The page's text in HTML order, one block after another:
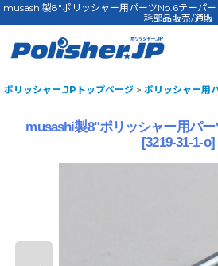
musashi製8"ポリッシャー用パーツNo.6テーパ
耗部品販売/通販
ポリッシャー.JPトップページ > ポリッシャー用
musashi製8"ポリッシャー用パ
[3219-31-1-o]